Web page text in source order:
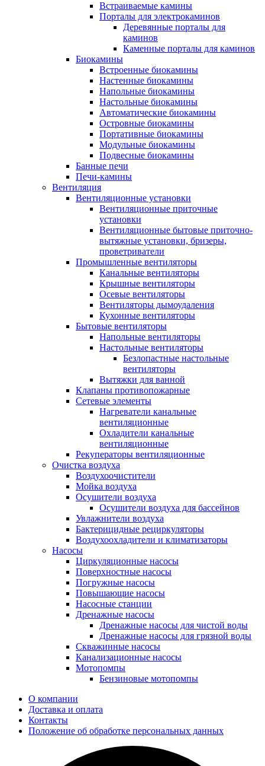
Встраиваемые камины
Порталы для электрокаминов
Деревянные порталы для
каминов
Каменные порталы для каминов
Биокамины
Встроенные биокамины
Настенные биокамины
Напольные биокамины
Настольные биокамины
Автоматические биокамины
Островные биокамины
Портативные биокамины
Модульные биокамины
Подвесные биокамины
Банные печи
Печи-камины
Вентиляция
Вентиляционные установки
Вентиляционные приточные
установки
Вентиляционные бытовые приточно-
вытяжные установки, бризеры,
проветриватели
Промышленные вентиляторы
Канальные вентиляторы
Крышные вентиляторы
Осевые вентиляторы
Вентиляторы дымоудаления
Кухонные вентиляторы
Бытовые вентиляторы
Напольные вентиляторы
Настольные вентиляторы
Безлопастные настольные
вентиляторы
Вытяжки для ванной
Клапаны противопожарные
Сетевые элементы
Нагреватели канальные
вентиляционные
Охладители канальные
вентиляционные
Рекуператоры вентиляционные
Очистка воздуха
Воздухоочистители
Мойка воздуха
Осушители воздуха
Осушители воздуха для бассейнов
Увлажнители воздуха
Бактерицидные рециркуляторы
Воздухоохладители и климатизаторы
Насосы
Циркуляционные насосы
Поверхностные насосы
Погружные насосы
Повышающие насосы
Насосные станции
Дренажные насосы
Дренажные насосы для чистой воды
Дренажные насосы для грязной воды
Скважинные насосы
Канализационные насосы
Мотопомпы
Бензиновые мотопомпы
О компании
Доставка и оплата
Контакты
Положение об обработке персональных данных